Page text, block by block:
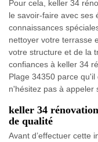
Pour cela, keller 34
le savoir-faire avec ses
connaissances
nettoyer votre terrasse
votre structure et de la
confiances à keller 34
Plage 34350 parce
n'hésitez pas à appeler
keller 34
de qualité
Avant d’effectuer cette